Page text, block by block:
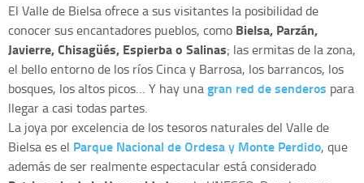
El Valle de Bielsa ofrece a sus visitantes la posibilidad de
conocer sus encantadores pueblos, como Bielsa, Parzán,
Javierre, Chisagüés, Espierba o Salinas; las ermitas de la zona,
el bello entorno de los ríos Cinca y Barrosa, los barrancos, los
bosques, los altos picos… Y hay unagran red de senderos para
llegar a casi todas partes.
La joya por excelencia de los tesoros naturales del Valle de
Bielsa es el Parque Nacional de Ordesa y Monte Perdido, que
además de ser realmente espectacular está considerado